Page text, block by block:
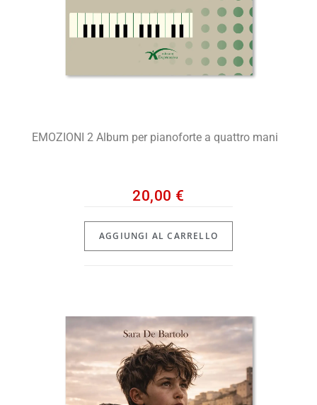
EMOZIONI 2 Album per pianoforte a quattro mani
20,00 €
AGGIUNGI AL CARRELLO